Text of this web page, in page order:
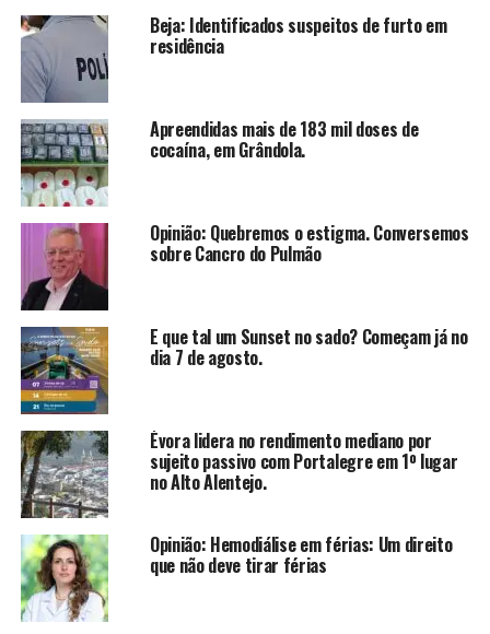
Beja: Identificados suspeitos de furto em
residência
Apreendidas mais de 183 mil doses de
cocaína, em Grândola.
Opinião: Quebremos o estigma. Conversemos
sobre Cancro do Pulmão
E que tal um Sunset no sado? Começam já no
dia 7 de agosto.
Évora lidera no rendimento mediano por
sujeito passivo com Portalegre em 1º lugar
no Alto Alentejo.
Opinião: Hemodiálise em férias: Um direito
que não deve tirar férias